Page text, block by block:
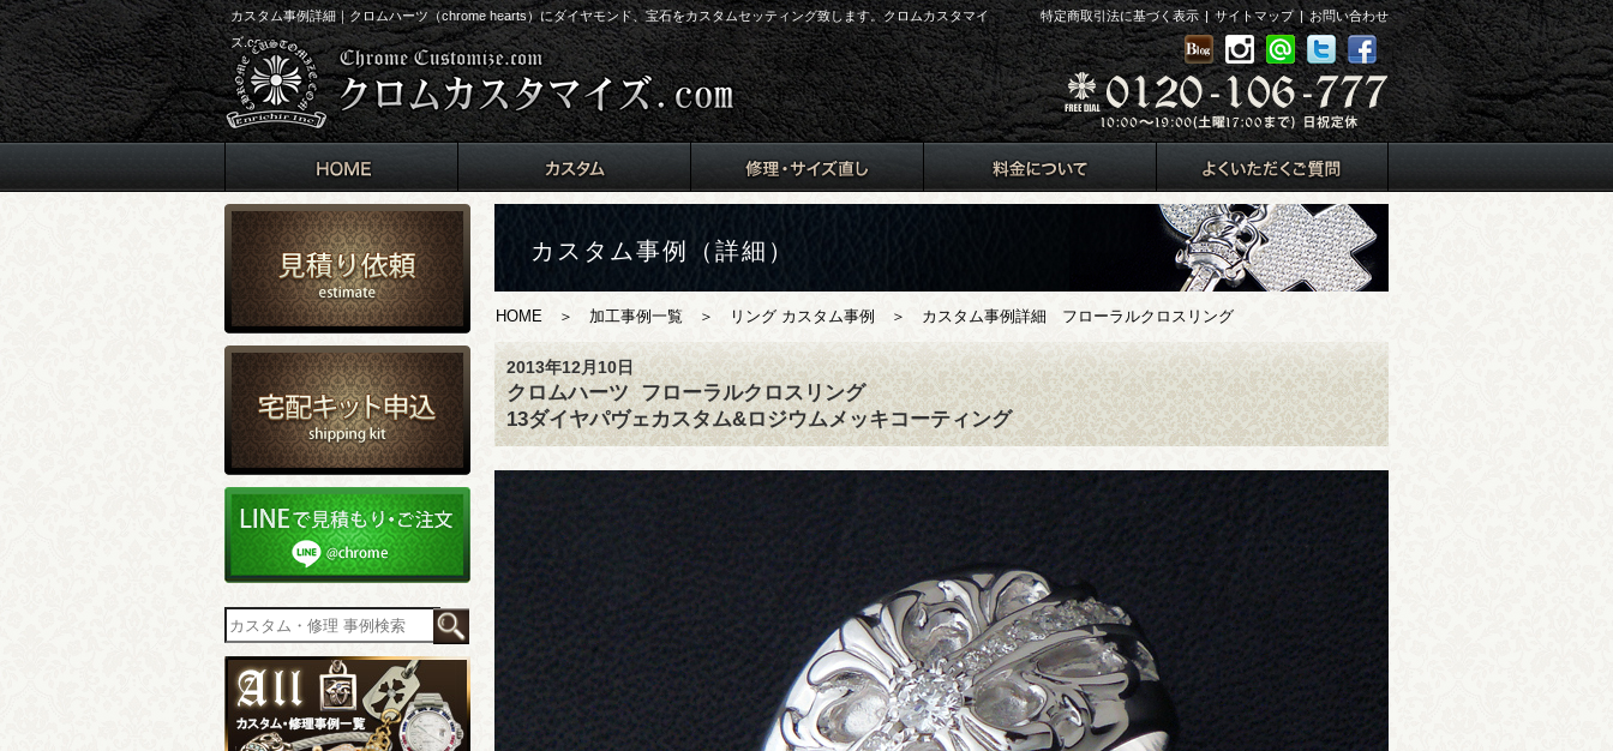
カスタム事例詳細｜クロムハーツ（chrome hearts）にダイヤモンド、宝石をカスタムセッティング致します。クロムカスタマイ
ズ.com
お問い合わせ
|
サイトマップ
|
特定商取引法に基づく表示
カスタム事例（詳細）
HOME ＞ 加工事例一覧 ＞ リング カスタム事例 ＞ カスタム事例詳細 フローラルクロスリング
2013年12月10日
クロムハーツ フローラルクロスリング
13ダイヤパヴェカスタム&ロジウムメッキコーティング